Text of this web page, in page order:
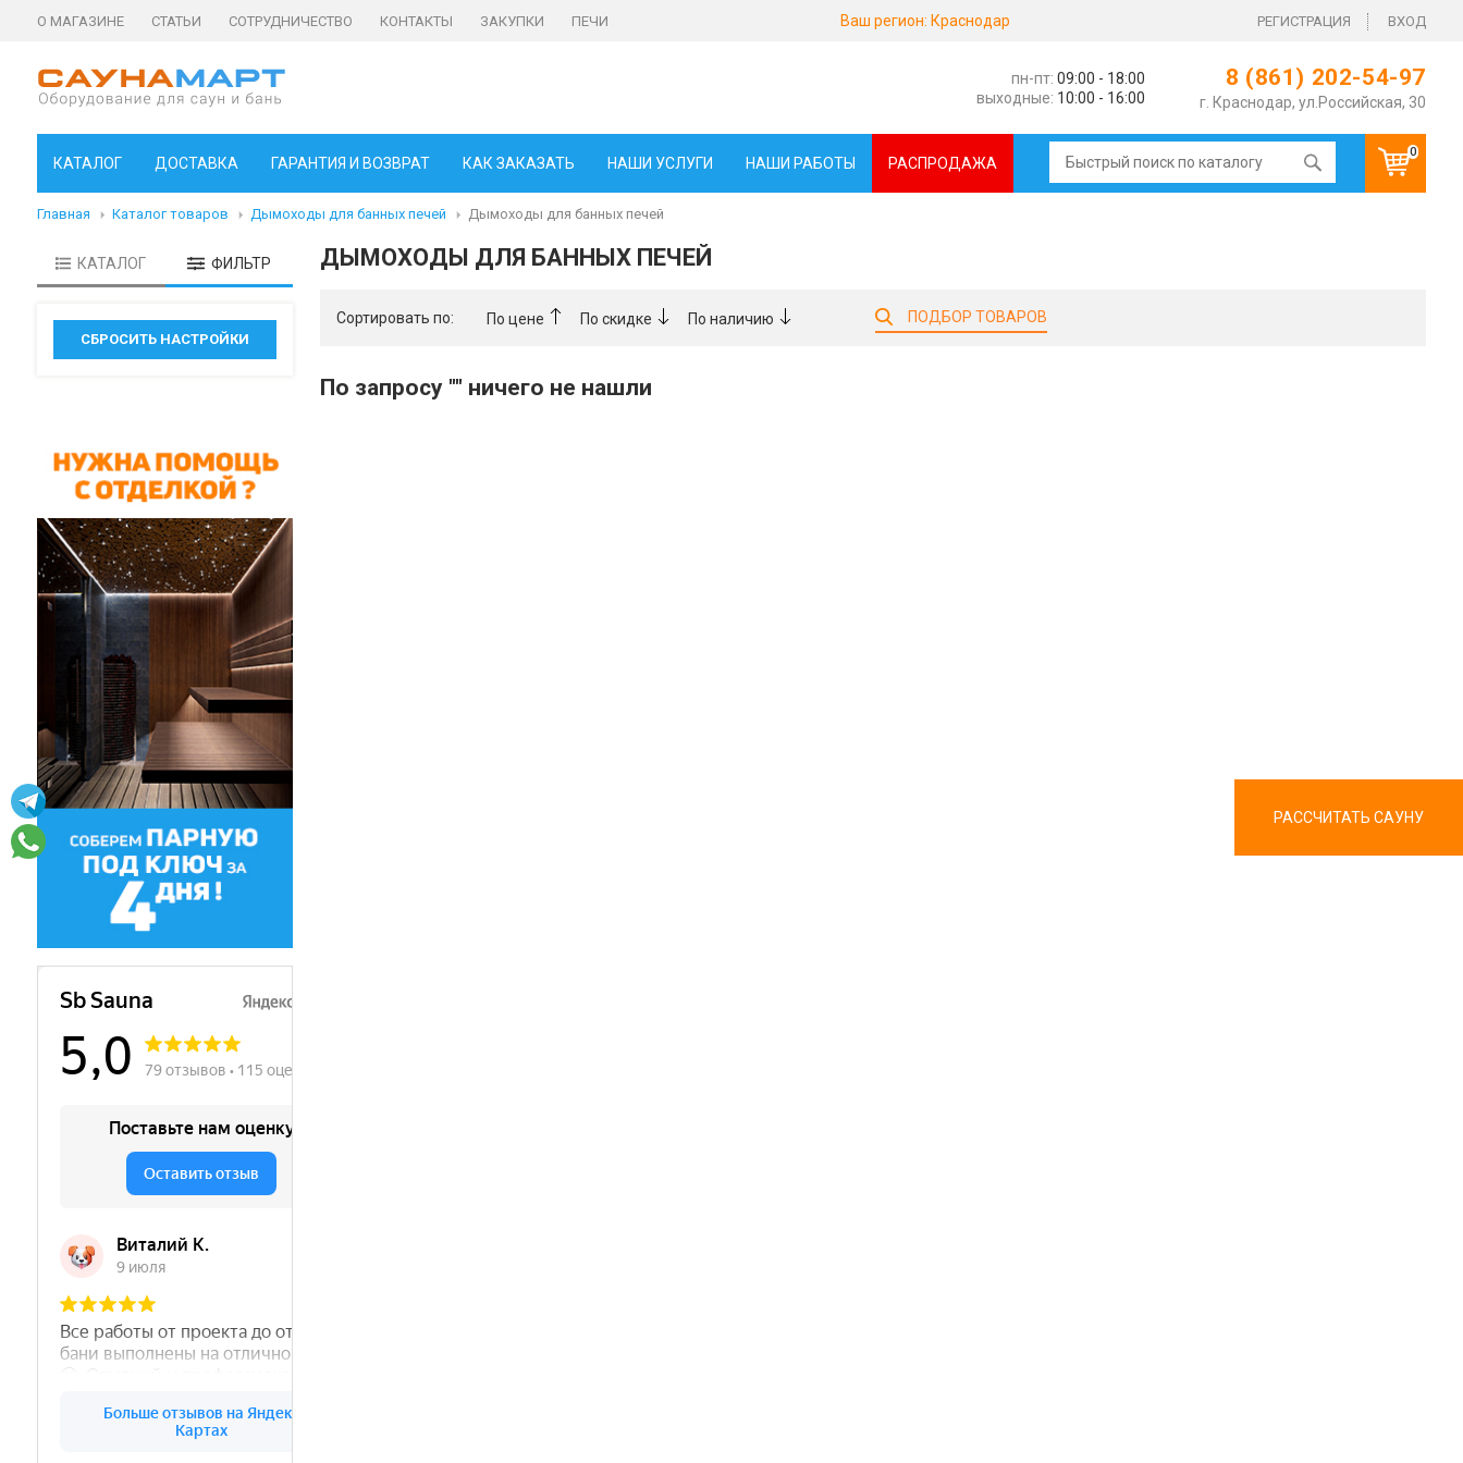
О МАГАЗИНЕ СТАТЬИ СОТРУДНИЧЕСТВО КОНТАКТЫ ЗАКУПКИ ПЕЧИ Ваш регион: Краснодар РЕГИСТРАЦИЯ ВХОД
пн-пт: 09:00 - 18:00
выходные: 10:00 - 16:00
8 (861) 202-54-97
г. Краснодар, ул.Российская, 30
КАТАЛОГ ДОСТАВКА ГАРАНТИЯ И ВОЗВРАТ КАК ЗАКАЗАТЬ НАШИ УСЛУГИ НАШИ РАБОТЫ РАСПРОДАЖА
0
РАССЧИТАТЬ САУНУ
Главная Каталог товаров Дымоходы для банных печей Дымоходы для банных печей
КАТАЛОГ ФИЛЬТР ДЫМОХОДЫ ДЛЯ БАННЫХ ПЕЧЕЙ
Сортировать по: По цене По скидке По наличию ПОДБОР ТОВАРОВ
По запросу "" ничего не нашли